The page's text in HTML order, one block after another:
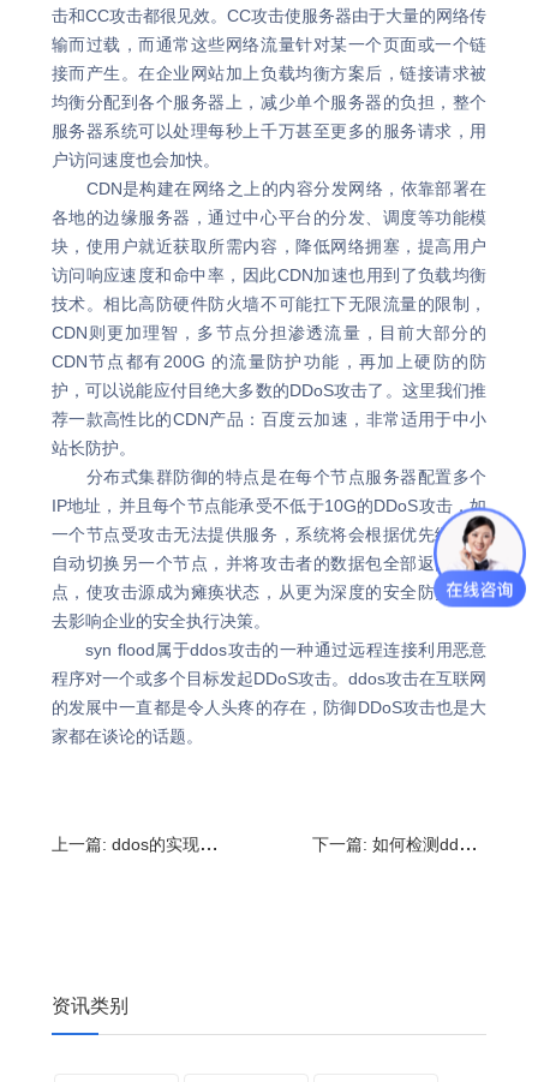
击和CC攻击都很见效。CC攻击使服务器由于大量的网络传
输而过载，而通常这些网络流量针对某一个页面或一个链
接而产生。在企业网站加上负载均衡方案后，链接请求被
均衡分配到各个服务器上，减少单个服务器的负担，整个
服务器系统可以处理每秒上千万甚至更多的服务请求，用
户访问速度也会加快。
CDN是构建在网络之上的内容分发网络，依靠部署在
各地的边缘服务器，通过中心平台的分发、调度等功能模
块，使用户就近获取所需内容，降低网络拥塞，提高用户
访问响应速度和命中率，因此CDN加速也用到了负载均衡
技术。相比高防硬件防火墙不可能扛下无限流量的限制，
CDN则更加理智，多节点分担渗透流量，目前大部分的
CDN节点都有200G 的流量防护功能，再加上硬防的防
护，可以说能应付目绝大多数的DDoS攻击了。这里我们推
荐一款高性比的CDN产品：百度云加速，非常适用于中小
站长防护。
分布式集群防御的特点是在每个节点服务器配置多个
IP地址，并且每个节点能承受不低于10G的DDoS攻击，如
一个节点受攻击无法提供服务，系统将会根据优先级设置
自动切换另一个节点，并将攻击者的数据包全部返回发送
点，使攻击源成为瘫痪状态，从更为深度的安全防护角度
去影响企业的安全执行决策。
syn flood属于ddos攻击的一种通过远程连接利用恶意
程序对一个或多个目标发起DDoS攻击。ddos攻击在互联网
的发展中一直都是令人头疼的存在，防御DDoS攻击也是大
家都在谈论的话题。
上一篇: ddos的实现过程,ddos防御方式 下一篇:如何检测ddos攻击,如何查看服务器是否被ddos攻击
资讯类别